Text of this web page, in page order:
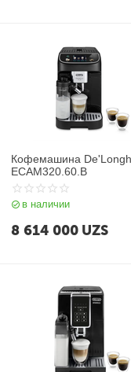
Кофемашина
ECAM320.60.B
в наличии
8 614 000 UZS